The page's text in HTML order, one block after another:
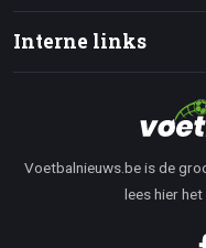
Interne links
Voetbalnieuws.be is de
lees hier